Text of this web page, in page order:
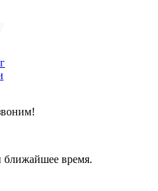
ближайшее время.